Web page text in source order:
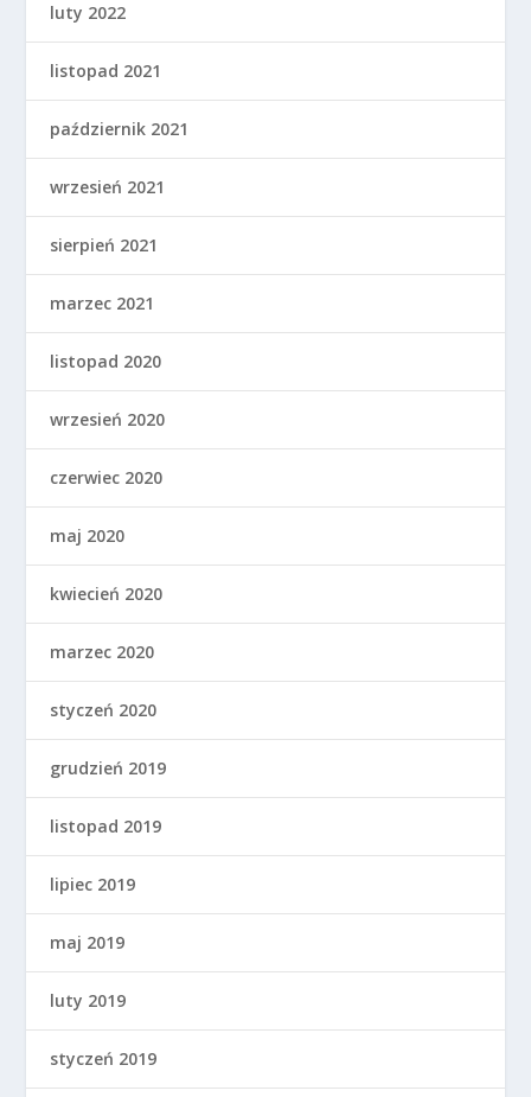
luty 2022
listopad 2021
październik 2021
wrzesień 2021
sierpień 2021
marzec 2021
listopad 2020
wrzesień 2020
czerwiec 2020
maj 2020
kwiecień 2020
marzec 2020
styczeń 2020
grudzień 2019
listopad 2019
lipiec 2019
maj 2019
luty 2019
styczeń 2019